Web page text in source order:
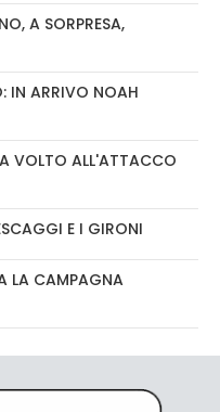
A SORPRESA,
IN ARRIVO NOAH
VOLTO ALL'ATTACCO
E I GIRONI
LA CAMPAGNA